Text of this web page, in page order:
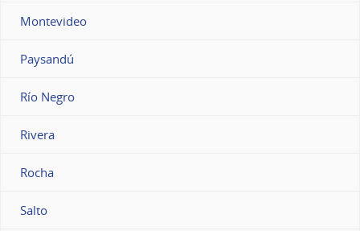
Montevideo
Paysandú
Río Negro
Rivera
Rocha
Salto